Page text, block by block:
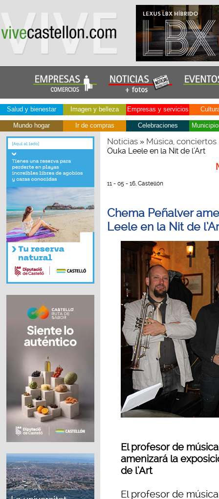
Salud y bienestar Imagen y belleza Empresas y servicios
Mundo hogar Ir de compras Celebraciones
Noticias» Música, conciertos
Ouka Leele en la Nit de l’Art
11 - 05 - 16, Castellón
Chema Peñalver
Leele en la Nit de
El profesor de
amenizará la
de l’Art
El profesor de